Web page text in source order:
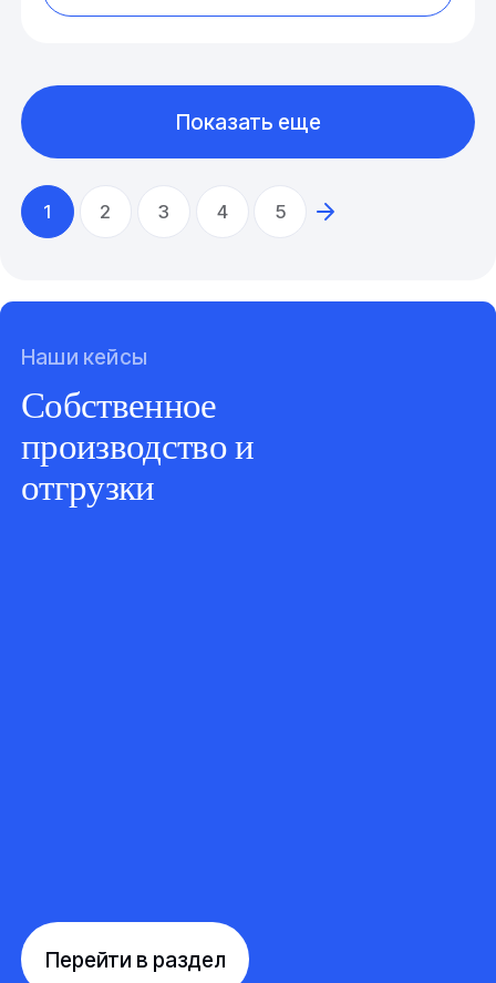
1 2 3 4 5
Показать еще
Наши кейсы
Собственное
производство и
отгрузки
Перейти в раздел